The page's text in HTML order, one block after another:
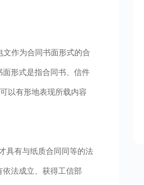
作为合同书面形式的合
形式是指合同书、信件
以有形地表现所载内容
具有与纸质合同同等的法
法成立、获得工信部